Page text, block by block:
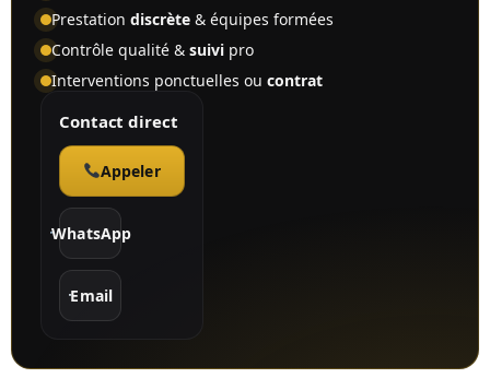
Prestation discrète & équipes formées
Contrôle qualité & suivi pro
Interventions ponctuelles ou contrat
Contact direct
Appeler
WhatsApp
Email